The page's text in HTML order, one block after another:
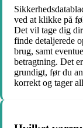
ved at klikke på
Det vil tage dig
finde detaljerede
brug, samt
betragtning. Det
grundigt, før du
korrekt og tager